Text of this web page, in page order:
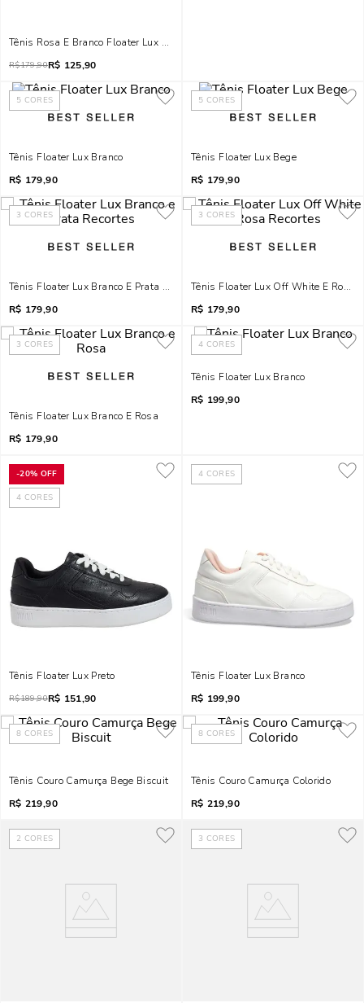
Tênis Rosa E Branco Floater Lux Recortes
R$179,90R$ 125,90
5 CORES
Tênis Floater Lux Branco
R$ 179,90
5 CORES
Tênis Floater Lux Bege
R$ 179,90
3 CORES
Tênis Floater Lux Branco E Prata Recortes
R$ 179,90
3 CORES
Tênis Floater Lux Off White E Rosa
R$ 179,90
3 CORES
Tênis Floater Lux Branco E Rosa
R$ 179,90
4 CORES
Tênis Floater Lux Branco
R$ 199,90
-20% OFF
4 CORES
Tênis Floater Lux Preto
R$189,90R$ 151,90
4 CORES
Tênis Floater Lux Branco
R$ 199,90
8 CORES
Tênis Couro Camurça Bege Biscuit
R$ 219,90
8 CORES
Tênis Couro Camurça Colorido
R$ 219,90
2 CORES 3 CORES